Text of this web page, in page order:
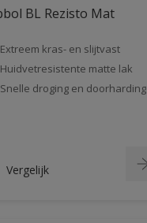
BL Rezisto Mat
Extreem kras- en slijtvast
Huidvetresistente matte lak
Snelle droging en doorharding
Vergelijk